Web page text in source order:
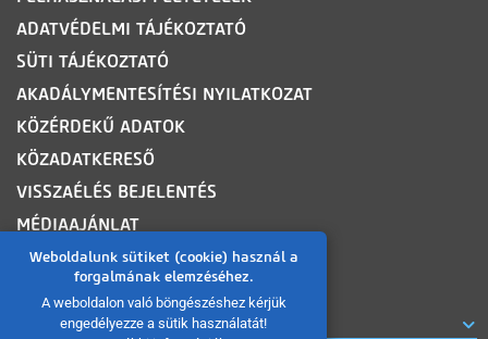
Weboldalunk sütiket (cookie) használ a
forgalmának elemzéséhez.
A weboldalon való böngészéshez kérjük
engedélyezze a sütik használatát!
ADATVÉDELMI TÁJÉKOZTATÓ
SÜTI TÁJÉKOZTATÓ
AKADÁLYMENTESÍTÉSI NYILATKOZAT
KÖZÉRDEKŰ ADATOK
KÖZADATKERESŐ
VISSZAÉLÉS BEJELENTÉS
MÉDIAAJÁNLAT
OLDALTÉRKÉP
ROVATOK